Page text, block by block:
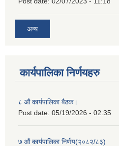
अन्य
कार्यपालिका निर्णयहरु
८ औं कार्यपालिका बैठक।
Post date: 05/19/2026 - 02:35
७ औं कार्यपालिका निर्णय(२०८२/८३)